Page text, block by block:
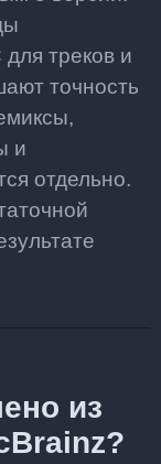
треков и
точность
и
отдельно.
из